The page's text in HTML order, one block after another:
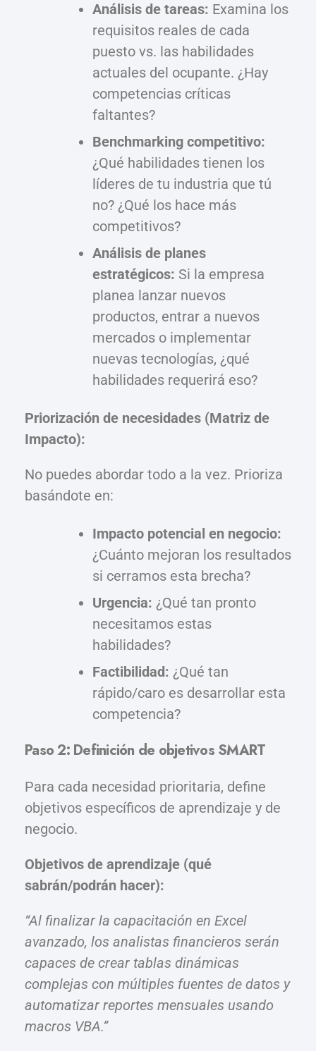
Análisis de tareas: Examina los
requisitos reales de cada
puesto vs. las habilidades
actuales del ocupante. ¿Hay
competencias críticas
faltantes?
Benchmarking competitivo:
¿Qué habilidades tienen los
líderes de tu industria que tú
no? ¿Qué los hace más
competitivos?
Análisis de planes
estratégicos: Si la empresa
planea lanzar nuevos
productos, entrar a nuevos
mercados o implementar
nuevas tecnologías, ¿qué
habilidades requerirá eso?
Priorización de necesidades (Matriz de
Impacto):
No puedes abordar todo a la vez. Prioriza
basándote en:
Impacto potencial en negocio:
¿Cuánto mejoran los resultados
si cerramos esta brecha?
Urgencia: ¿Qué tan pronto
necesitamos estas
habilidades?
Factibilidad: ¿Qué tan
rápido/caro es desarrollar esta
competencia?
Paso 2: Definición de objetivos SMART
Para cada necesidad prioritaria, define
objetivos específicos de aprendizaje y de
negocio.
Objetivos de aprendizaje (qué
sabrán/podrán hacer):
“Al finalizar la capacitación en Excel
avanzado, los analistas financieros serán
capaces de crear tablas dinámicas
complejas con múltiples fuentes de datos y
automatizar reportes mensuales usando
macros VBA.”